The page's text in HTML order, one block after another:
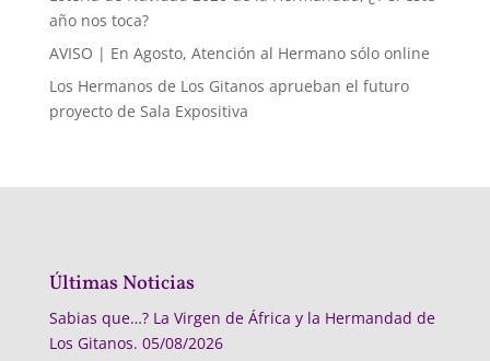
año nos toca?
AVISO | En Agosto, Atención al Hermano sólo online
Los Hermanos de Los Gitanos aprueban el futuro
proyecto de Sala Expositiva
Últimas Noticias
Sabias que…? La Virgen de África y la Hermandad de
Los Gitanos. 05/08/2026